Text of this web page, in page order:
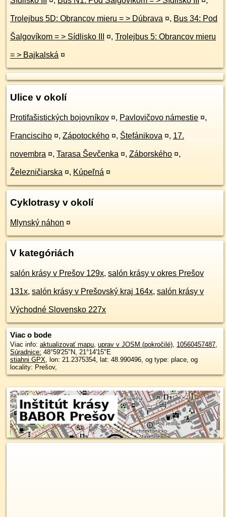
Trolejbus 5D: Obrancov mieru = > Dúbrava ¤, Bus 34: Pod
Šalgovíkom = > Sídlisko III ¤, Trolejbus 5: Obrancov mieru
= > Bajkalská ¤
Ulice v okolí
Protifašistických bojovníkov ¤, Pavlovičovo námestie ¤,
Francisciho ¤, Zápotockého ¤, Štefánikova ¤, 17.
novembra ¤, Tarasa Ševčenka ¤, Záborského ¤,
Železničiarska ¤, Kúpeľná ¤
Cyklotrasy v okolí
Mlynský náhon ¤
V kategóriách
salón krásy v Prešov 129x, salón krásy v okres Prešov
131x, salón krásy v Prešovský kraj 164x, salón krásy v
Východné Slovensko 227x
Viac o bode
Viac info: aktualizovať mapu, uprav v JOSM (pokročilé), 10560457487,
Súradnice: 48°59'25"N, 21°14'15"E
stiahni GPX, lon: 21.2375354, lat: 48.990496, og type: place, og
locality: Prešov,